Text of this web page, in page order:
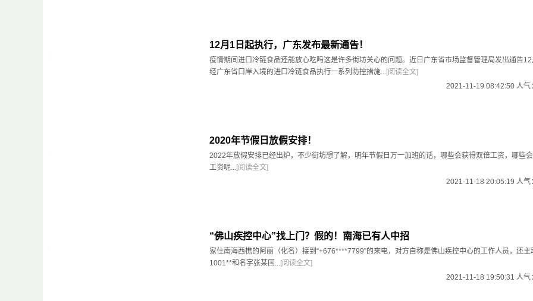
12月1日起执行，广东发布最新通告！
疫情期间进口冷链食品还能放心吃吗这是许多街坊关心的问题。近日广东省市场监督管理局发出通告
经广东省口岸入境的进口冷链食品执行一系列防控措施...[阅读全文]
2021-11-19 08:42:50 人气
2020年节假日放假安排！
2022年放假安排已经出炉，不少街坊想了解，明年节假日万一加班的话，哪些会获得双倍工资，哪些
工资呢...[阅读全文]
2021-11-18 20:05:19 人气
“佛山疾控中心”找上门？假的！南海已有人中招
家住南海西樵的阿丽（化名）接到“+676****7799”的来电，对方自称是佛山疾控中心的工作人员，还主
1001**和名字张某国...[阅读全文]
2021-11-18 19:50:31 人气